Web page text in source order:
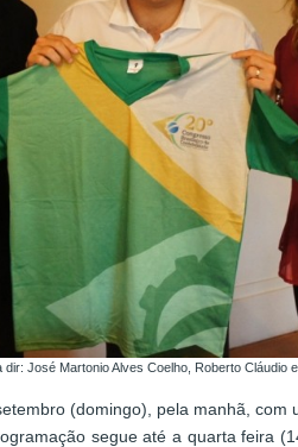
dir: José Martonio Alves Coelho, Roberto Cláudio
(domingo), pela manhã,
segue até a quarta feira